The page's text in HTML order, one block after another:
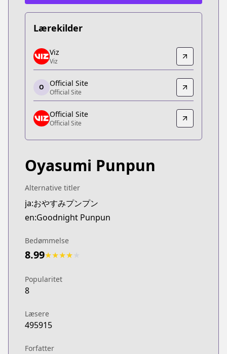
Lærekilder
Viz
Viz
https://www.viz.com/vizmanga/chapters/
Official Site
Official Site
https://shogakukan-comic.jp/
Official Site
Viz
Viz
O Official Site
Official Site
Official Site
Official Site
Oyasumi Punpun
Alternative titler
ja:おやすみプンプン
en:Goodnight Punpun
Bedømmelse
8.99★★★★
Popularitet
8
Læsere
495915
Forfatter